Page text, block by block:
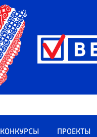
КОНКУРСЫ ПРОЕКТЫ